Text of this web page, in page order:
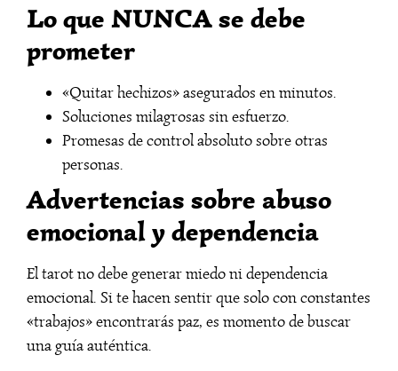
Lo que NUNCA se debe
prometer
«Quitar hechizos» asegurados en minutos.
Soluciones milagrosas sin esfuerzo.
Promesas de control absoluto sobre otras
personas.
Advertencias sobre abuso
emocional y dependencia
El tarot no debe generar miedo ni dependencia
emocional. Si te hacen sentir que solo con constantes
«trabajos» encontrarás paz, es momento de buscar
una guía auténtica.